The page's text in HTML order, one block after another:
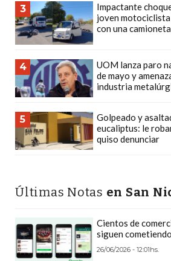
EN
PERGAMINO:
DÓNDE
COMPRAR
EL
MEJOR
GIMNASIO
DE
PERGAMINO
ONLINE
SUPLEMENTOS
DEPORTIVOS
EN
3
Impactante
joven
con una camioneta
4
UOM lanza paro
de mayo y
industria
5
Golpeado y
eucaliptus: le
quiso denunciar
Últimas Notas en San
Cientos de
siguen
26/06/2026 - 12:01hs.